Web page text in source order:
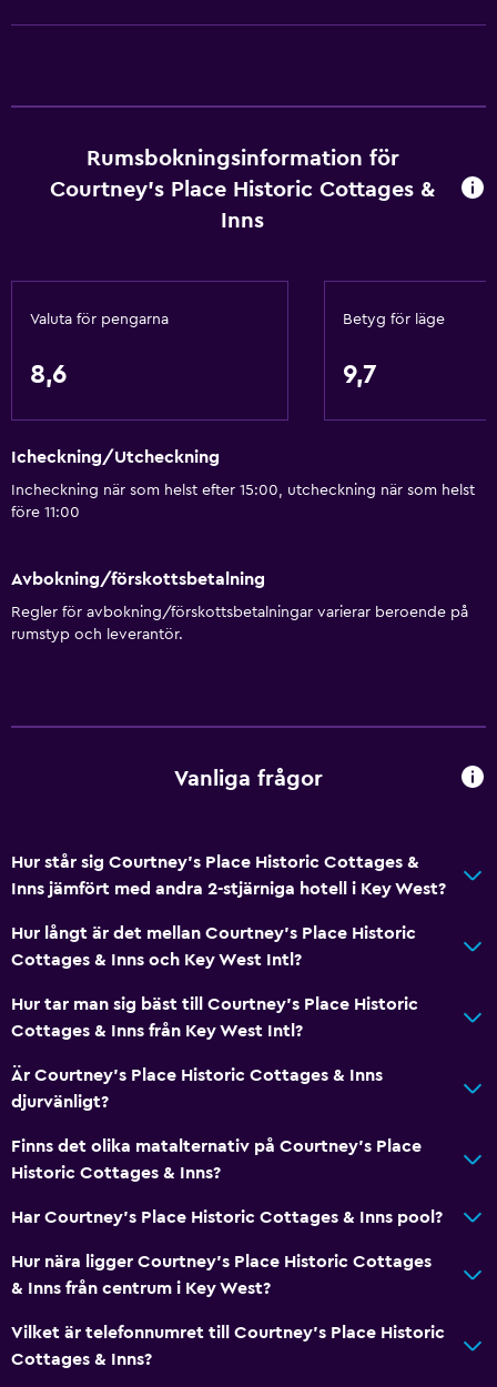
Gratis toalettartiklar
Kroppstvål
Luftkonditionering
Tillgänglighet och lämplighet
Hela enheten ligger på bottenvåningen
tillkomma.
Lättillgänglig dusch
Tillgänglig parkering
Anpassat bad
Ugn
Köksutrustning
Brödrost
Kaffemaskin
Kokvrå
Dusch
Ytterligare badrum
Badkar
Rumsbokningsinformation för
Courtney's Place Historic Cottages &
Inns
Valuta för pengarna
8,6
Betyg för läge
9,7
Icheckning/Utcheckning
Incheckning när som helst efter 15:00, utcheckning när som helst
före 11:00
Avbokning/förskottsbetalning
Regler för avbokning/förskottsbetalningar varierar beroende på
rumstyp och leverantör.
Vanliga frågor
Hur står sig Courtney's Place Historic Cottages &
Inns jämfört med andra 2-stjärniga hotell i Key West?
Hur långt är det mellan Courtney's Place Historic
Cottages & Inns och Key West Intl?
Hur tar man sig bäst till Courtney's Place Historic
Cottages & Inns från Key West Intl?
Är Courtney's Place Historic Cottages & Inns
djurvänligt?
Finns det olika matalternativ på Courtney's Place
Historic Cottages & Inns?
Har Courtney's Place Historic Cottages & Inns pool?
Hur nära ligger Courtney's Place Historic Cottages
& Inns från centrum i Key West?
Vilket är telefonnumret till Courtney's Place Historic
Cottages & Inns?